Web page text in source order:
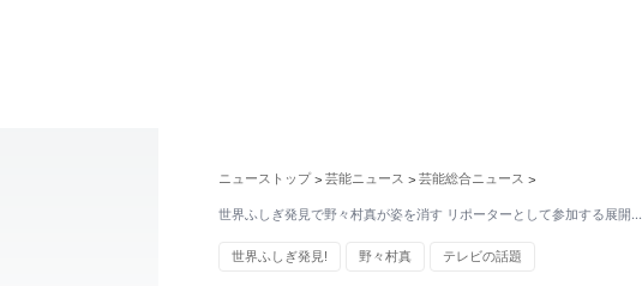
ニューストップ > 芸能ニュース > 芸能総合ニュース >
世界ふしぎ発見で野々村真が姿を消す リポーターとして参加する展開…
世界ふしぎ発見! 野々村真 テレビの話題